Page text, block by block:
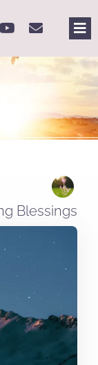
Blessings